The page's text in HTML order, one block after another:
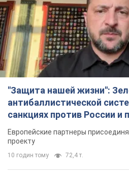
"Защита нашей жизни":
антибаллистической
санкциях против России и
Видео
Европейские партнеры
проекту
10 годин тому 72,4 т.